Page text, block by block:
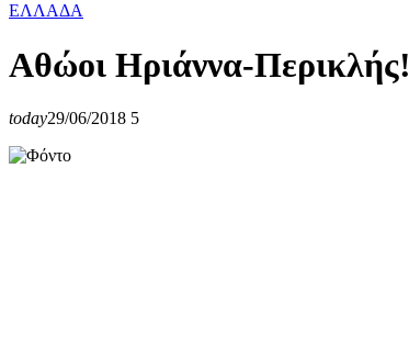
ΕΛΛΑΔΑ
Αθώοι Ηριάννα-Περικλής!
today29/06/2018 5